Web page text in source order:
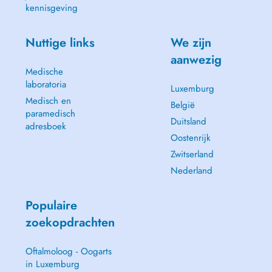
Treatments:
Check-Up Appointment
Emergency (Broken Tooth, Pain, Abcess)
Dental Filling (Cavity)
Dental Whitening
Bruxism Treatment
Prosthetic rehabilitation
Aesthetic Evaluation (Veneers or Crowns)
kennisgeving
Nuttige links
Medische
laboratoria
Medisch en
paramedisch
adresboek
We zijn
aanwezig
Luxemburg
België
Duitsland
Oostenrijk
Zwitserland
Nederland
Populaire
zoekopdrachten
Oftalmoloog - Oogarts
in Luxemburg